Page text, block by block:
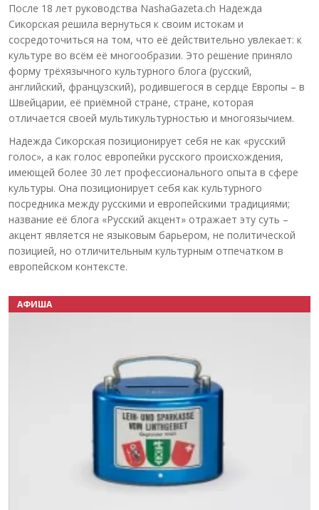
После 18 лет руководства NashaGazeta.ch Надежда
Сикорская решила вернуться к своим истокам и
сосредоточиться на том, что её действительно увлекает: к
культуре во всём её многообразии. Это решение приняло
форму трёхязычного культурного блога (русский,
английский, французский), родившегося в сердце Европы – в
Швейцарии, её приёмной стране, стране, которая
отличается своей мультикультурностью и многоязычием.
Надежда Сикорская позиционирует себя не как «русский
голос», а как голос европейки русского происхождения,
имеющей более 30 лет профессионального опыта в сфере
культуры. Она позиционирует себя как культурного
посредника между русскими и европейскими традициями;
название её блога «Русский акцент» отражает эту суть –
акцент является не языковым барьером, не политической
позицией, но отличительным культурным отпечатком в
европейском контексте.
АФИША